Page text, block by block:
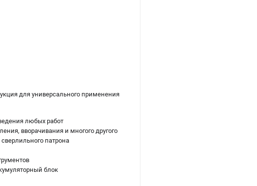
для универсального применения
любых работ
вворачивания и многого другого
патрона
блок